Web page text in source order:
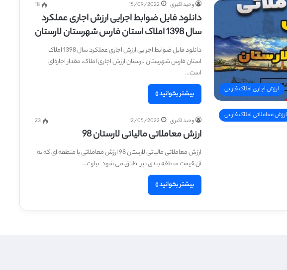
ارزش اجاری املاک فارس
وحید اکبری 15/09/2022
18
دانلود فایل ضوابط اجرایی ارزش اجاری عملکرد
سال 1398 املاک استان فارس شهرستان لارستان
دانلود فایل ضوابط اجرایی ارزش اجاری عملکرد سال 1398 املاک
استان فارس شهرستان لارستان ارزش اجاری املاک، مقدار اجاره‌ای
است…
بیشتر بخوانید »
ارزش معاملاتی املاک فارس
وحید اکبری 12/05/2022
23
ارزش معاملاتی مالیاتی لارستان 98
ارزش معاملاتی مالیاتی لارستان 98 ارزش معاملاتی یا منطقه ای که به
آن قیمت منطقه بندی نیز اطلاق می شود عبارت…
بیشتر بخوانید »